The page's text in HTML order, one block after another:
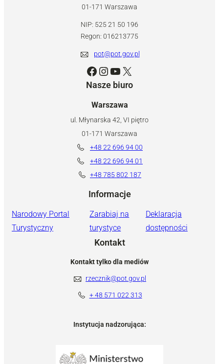
01-171 Warszawa
NIP: 525 21 50 196
Regon: 016213775
pot@pot.gov.pl
Facebook Instagram YouTube X
Nasze biuro
Warszawa
ul. Młynarska 42, VI piętro
01-171 Warszawa
+48 22 696 94 00
+48 22 696 94 01
+48 785 802 187
Informacje
Narodowy Portal
Turystyczny
Zarabiaj na
turystyce
Deklaracja
dostępności
Kontakt
Kontakt tylko dla mediów
rzecznik@pot.gov.pl
+ 48 571 022 313
Instytucja nadzorująca: